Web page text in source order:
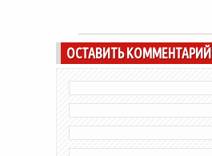
ОСТАВИТЬ КОММЕНТАРИЙ